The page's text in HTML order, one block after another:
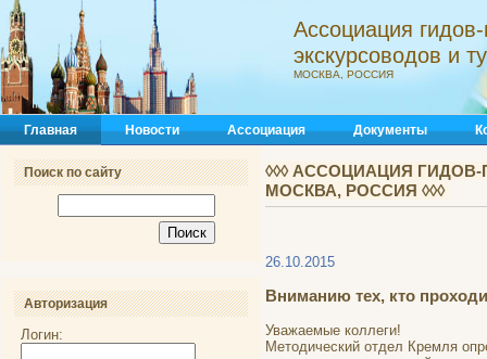
Ассоциация
экскурсоводов и
МОСКВА, РОССИЯ
Главная Новости Ассоциация Документы
Поиск по сайту
Авторизация
Логин:
◊◊◊ АССОЦИАЦИЯ
МОСКВА, РОССИЯ ◊◊◊
26.10.2015
Вниманию тех, кто
Уважаемые коллеги!
Методический отдел Кремля